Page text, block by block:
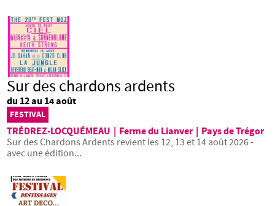
Sur des chardons ardents
du 12 au 14 août
FESTIVAL
TRÉDREZ-LOCQUÉMEAU Ferme du Lianver
Pays de Trégor
Sur des Chardons Ardents revient les 12, 13 et 14 août 2026 -
avec une édition...